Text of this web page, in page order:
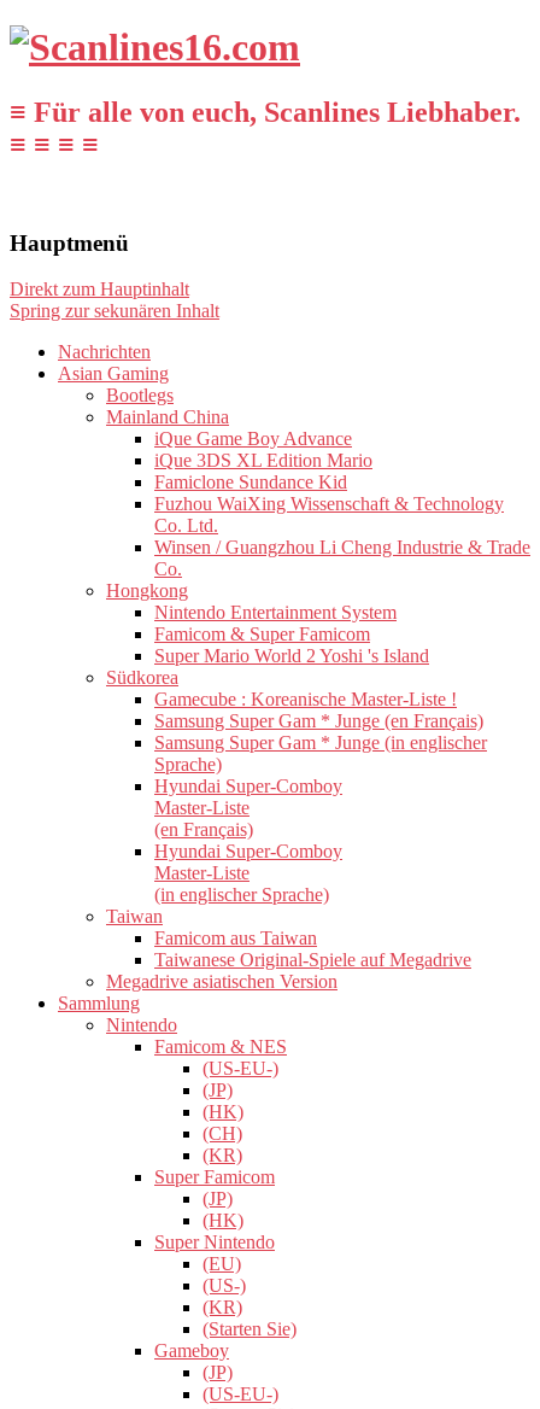
≡ Für alle von euch, Scanlines Liebhaber.
≡ ≡ ≡ ≡
Hauptmenü
Direkt zum Hauptinhalt
Spring zur sekunären Inhalt
Nachrichten
Asian Gaming
Bootlegs
Mainland China
iQue Game Boy Advance
iQue 3DS XL Edition Mario
Famiclone Sundance Kid
Fuzhou WaiXing Wissenschaft & Technology
Co. Ltd.
Winsen / Guangzhou Li Cheng Industrie & Trade
Co.
Hongkong
Nintendo Entertainment System
Famicom & Super Famicom
Super Mario World 2 Yoshi 's Island
Südkorea
Gamecube : Koreanische Master-Liste !
Samsung Super Gam * Junge (en Français)
Samsung Super Gam * Junge (in englischer
Sprache)
Hyundai Super-Comboy
Master-Liste
(en Français)
Hyundai Super-Comboy
Master-Liste
(in englischer Sprache)
Taiwan
Famicom aus Taiwan
Taiwanese Original-Spiele auf Megadrive
Megadrive asiatischen Version
Sammlung
Nintendo
Famicom & NES
(US-EU-)
(JP)
(HK)
(CH)
(KR)
Super Famicom
(JP)
(HK)
Super Nintendo
(EU)
(US-)
(KR)
(Starten Sie)
Gameboy
(JP)
(US-EU-)